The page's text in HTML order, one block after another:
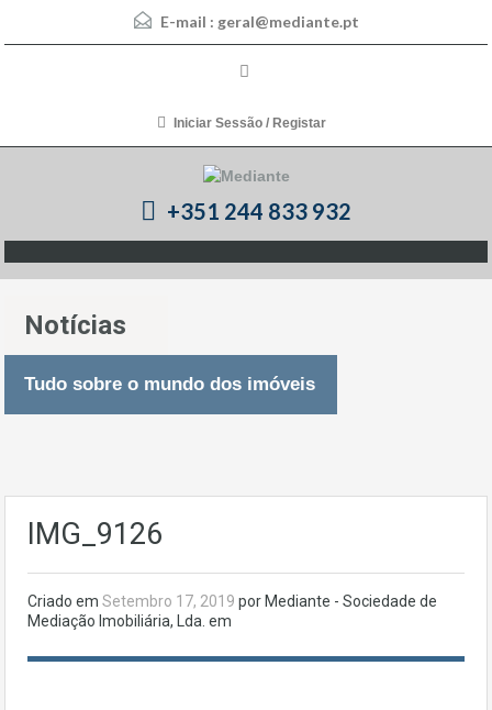
E-mail : geral@mediante.pt
Iniciar Sessão / Registar
+351 244 833 932
Notícias
Tudo sobre o mundo dos imóveis
IMG_9126
Criado em Setembro 17, 2019 por Mediante - Sociedade de
Mediação Imobiliária, Lda. em